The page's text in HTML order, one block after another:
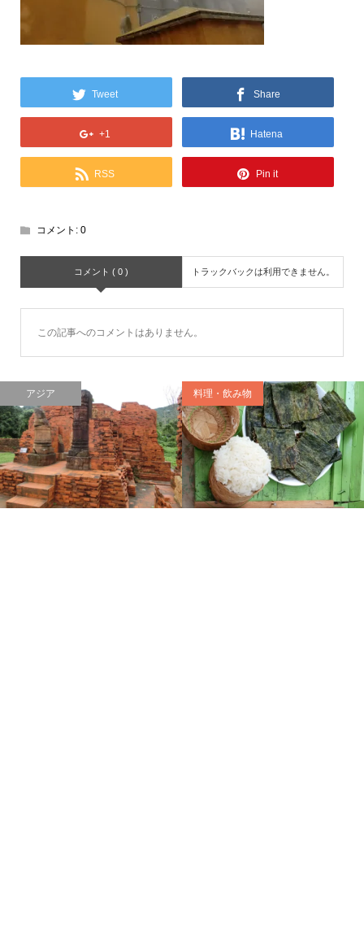
Tweet Share
+1 Hatena
RSS Pin it
コメント: 0
コメント ( 0 ) トラックバックは利用できません。
この記事へのコメントはありません。
アジア 料理・飲み物